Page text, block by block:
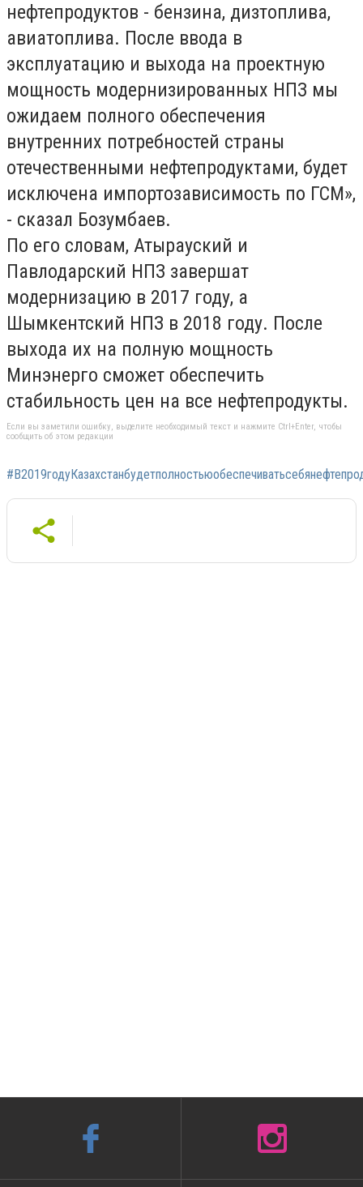
нефтепродуктов - бензина, дизтоплива,
авиатоплива. После ввода в
эксплуатацию и выхода на проектную
мощность модернизированных НПЗ мы
ожидаем полного обеспечения
внутренних потребностей страны
отечественными нефтепродуктами, будет
исключена импортозависимость по ГСМ»,
- сказал Бозумбаев.
По его словам, Атырауский и
Павлодарский НПЗ завершат
модернизацию в 2017 году, а
Шымкентский НПЗ в 2018 году. После
выхода их на полную мощность
Минэнерго сможет обеспечить
стабильность цен на все нефтепродукты.
Если вы заметили ошибку, выделите необходимый текст и нажмите Ctrl+Enter, чтобы
сообщить об этом редакции